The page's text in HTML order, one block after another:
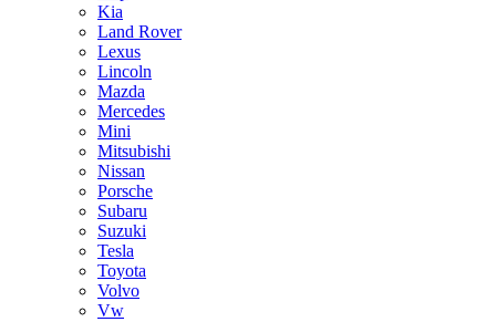
Kia
Land Rover
Lexus
Lincoln
Mazda
Mercedes
Mini
Mitsubishi
Nissan
Porsche
Subaru
Suzuki
Tesla
Toyota
Volvo
Vw